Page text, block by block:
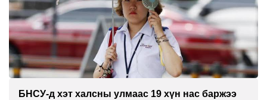
“DeepSeek” компани ӨМӨЗО-д хиймэл оюуны